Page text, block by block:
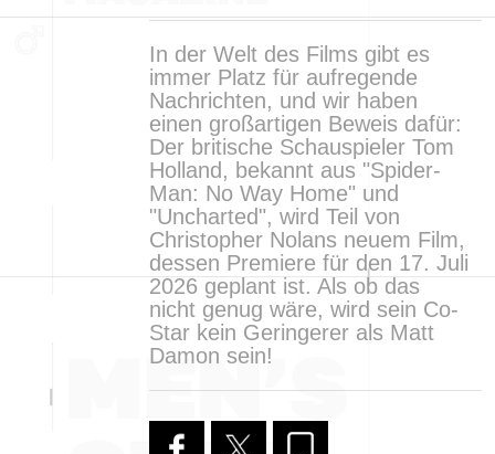
In der Welt des Films gibt es
immer Platz für aufregende
Nachrichten, und wir haben
einen großartigen Beweis dafür:
Der britische Schauspieler Tom
Holland, bekannt aus "Spider-
Man: No Way Home" und
"Uncharted", wird Teil von
Christopher Nolans neuem Film,
dessen Premiere für den 17. Juli
2026 geplant ist. Als ob das
nicht genug wäre, wird sein Co-
Star kein Geringerer als Matt
Damon sein!